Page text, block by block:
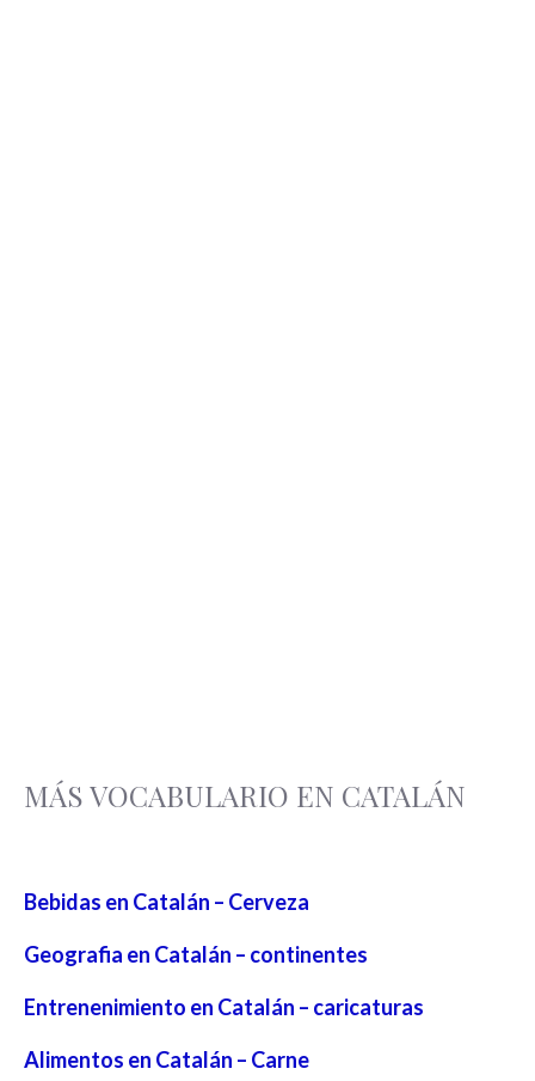
MÁS VOCABULARIO EN CATALÁN
Bebidas en Catalán – Cerveza
Geografia en Catalán – continentes
Entrenenimiento en Catalán – caricaturas
Alimentos en Catalán – Carne